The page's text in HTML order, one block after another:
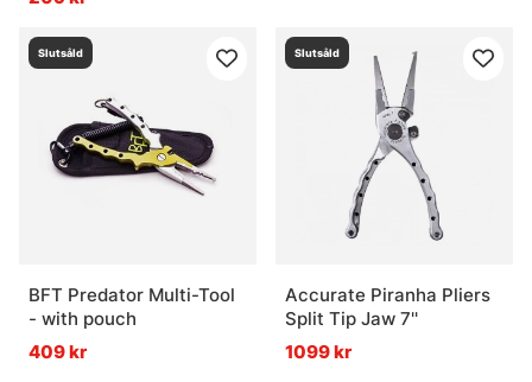
Slutsåld
BFT Predator Multi-Tool
- with pouch
409 kr
Slutsåld
Accurate Piranha Pliers
Split Tip Jaw 7''
1099 kr